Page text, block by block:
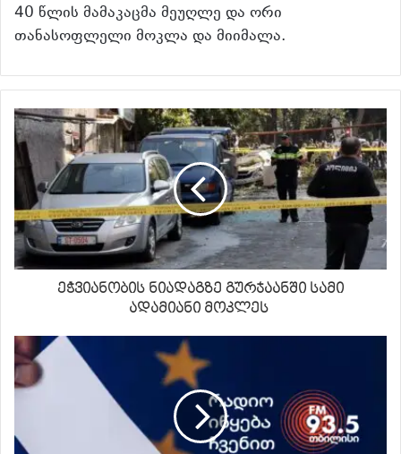
40 წლის მამაკაცმა მეუღლე და ორი
თანასოფლელი მოკლა და მიიმალა.
ეჭვიანობის ნიადაგზე გურჯაანში სამი
ადამიანი მოკლეს